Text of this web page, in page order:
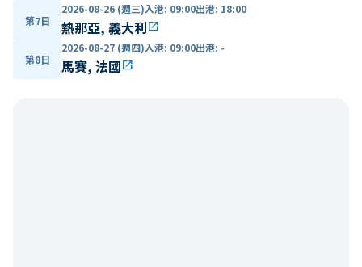
第7日
2026-08-26 (週三)入港: 09:00出港: 18:00
熱那亞, 義大利open_in_new
第8日
2026-08-27 (週四)入港: 09:00出港: -
馬賽, 法國open_in_new